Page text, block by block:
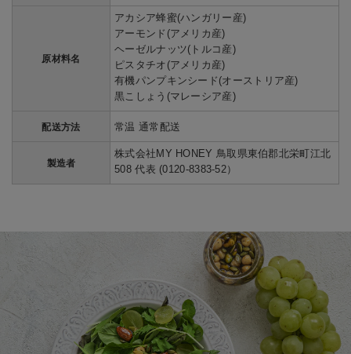
原材料名
アカシア蜂蜜(ハンガリー産)
アーモンド(アメリカ産)
ヘーゼルナッツ(トルコ産)
ピスタチオ(アメリカ産)
有機パンプキンシード(オーストリア産)
黒こしょう(マレーシア産)
配送方法 常温 通常配送
製造者
株式会社MY HONEY 鳥取県東伯郡北栄町江北
508 代表 (0120-8383-52）